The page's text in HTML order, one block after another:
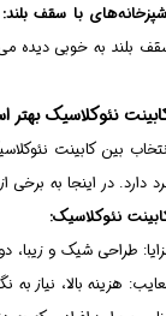
با سقف
بلند به خوبی دیده
نئوکلاسیک
بین کابینت
دارد. در اینجا به برخی
نئوکلاسیک:
طراحی شیک و زیبا،
هزینه بالا، نیاز به